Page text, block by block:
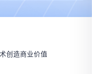
创造商业价值